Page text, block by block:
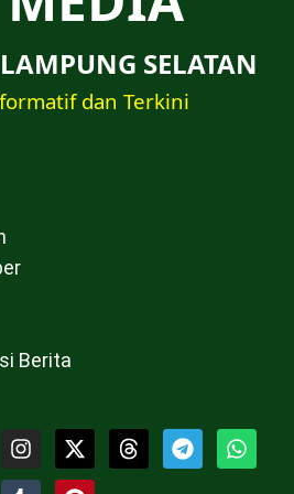
SELATAN
dan Terkini
Berita